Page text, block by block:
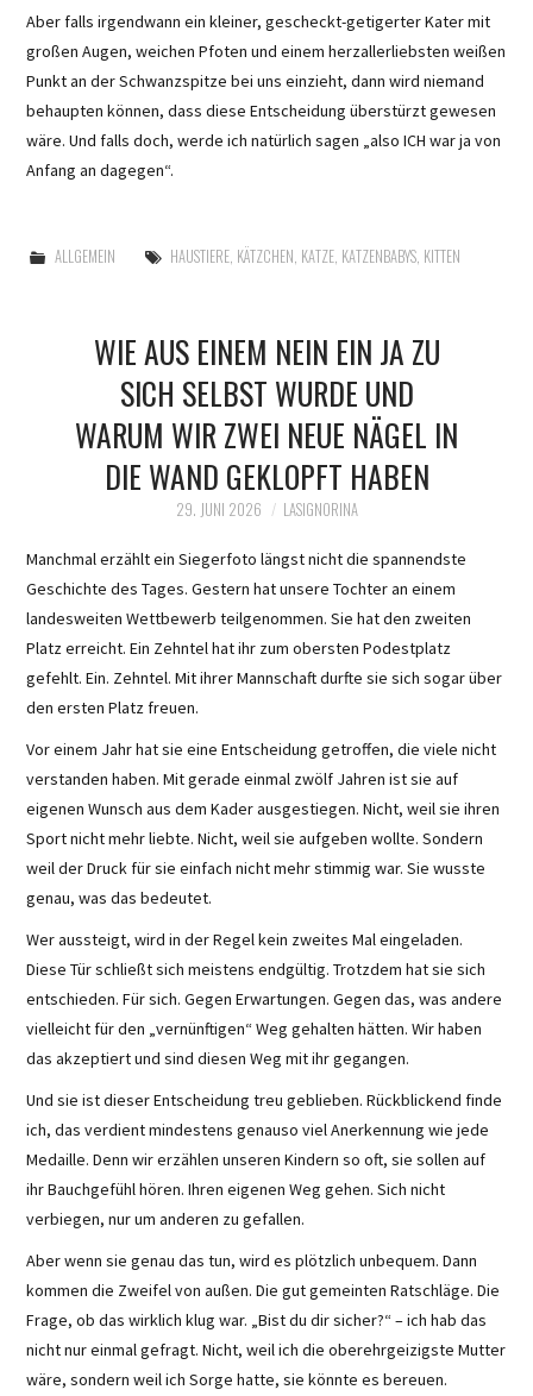
Aber falls irgendwann ein kleiner, gescheckt-getigerter Kater mit
großen Augen, weichen Pfoten und einem herzallerliebsten weißen
Punkt an der Schwanzspitze bei uns einzieht, dann wird niemand
behaupten können, dass diese Entscheidung überstürzt gewesen
wäre. Und falls doch, werde ich natürlich sagen „also ICH war ja von
Anfang an dagegen“.
ALLGEMEIN HAUSTIERE, KÄTZCHEN, KATZE, KATZENBABYS, KITTEN
WIE AUS EINEM NEIN EIN JA ZU
SICH SELBST WURDE UND
WARUM WIR ZWEI NEUE NÄGEL IN
DIE WAND GEKLOPFT HABEN
29. JUNI 2026 LASIGNORINA
Manchmal erzählt ein Siegerfoto längst nicht die spannendste
Geschichte des Tages. Gestern hat unsere Tochter an einem
landesweiten Wettbewerb teilgenommen. Sie hat den zweiten
Platz erreicht. Ein Zehntel hat ihr zum obersten Podestplatz
gefehlt. Ein. Zehntel. Mit ihrer Mannschaft durfte sie sich sogar über
den ersten Platz freuen.
Vor einem Jahr hat sie eine Entscheidung getroffen, die viele nicht
verstanden haben. Mit gerade einmal zwölf Jahren ist sie auf
eigenen Wunsch aus dem Kader ausgestiegen. Nicht, weil sie ihren
Sport nicht mehr liebte. Nicht, weil sie aufgeben wollte. Sondern
weil der Druck für sie einfach nicht mehr stimmig war. Sie wusste
genau, was das bedeutet.
Wer aussteigt, wird in der Regel kein zweites Mal eingeladen.
Diese Tür schließt sich meistens endgültig. Trotzdem hat sie sich
entschieden. Für sich. Gegen Erwartungen. Gegen das, was andere
vielleicht für den „vernünftigen“ Weg gehalten hätten. Wir haben
das akzeptiert und sind diesen Weg mit ihr gegangen.
Und sie ist dieser Entscheidung treu geblieben. Rückblickend finde
ich, das verdient mindestens genauso viel Anerkennung wie jede
Medaille. Denn wir erzählen unseren Kindern so oft, sie sollen auf
ihr Bauchgefühl hören. Ihren eigenen Weg gehen. Sich nicht
verbiegen, nur um anderen zu gefallen.
Aber wenn sie genau das tun, wird es plötzlich unbequem. Dann
kommen die Zweifel von außen. Die gut gemeinten Ratschläge. Die
Frage, ob das wirklich klug war. „Bist du dir sicher?“ – ich hab das
nicht nur einmal gefragt. Nicht, weil ich die oberehrgeizigste Mutter
wäre, sondern weil ich Sorge hatte, sie könnte es bereuen.